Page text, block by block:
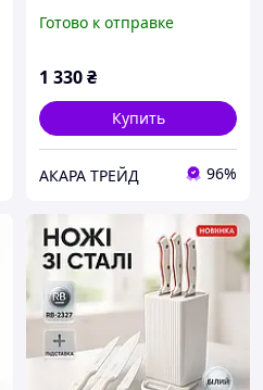
для нарезки, Ножи
профессиональные FB-40
Готово к отправке
1 330₴
Купить
АКАРА ТРЕЙД 96%